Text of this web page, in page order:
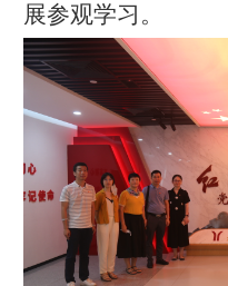
展参观学习。